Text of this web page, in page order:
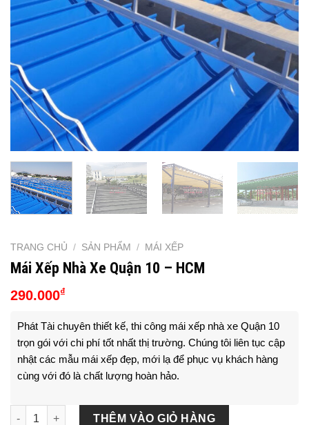
TRANG CHỦ / SẢN PHẨM / MÁI XẾP
Mái Xếp Nhà Xe Quận 10 – HCM
290.000₫
Phát Tài chuyên thiết kế, thi công mái xếp nhà xe Quận 10
trọn gói với chi phí tốt nhất thị trường. Chúng tôi liên tục cập
nhật các mẫu mái xếp đẹp, mới lạ để phục vụ khách hàng
cùng với đó là chất lượng hoàn hảo.
Mái Xếp Nhà Xe Quận 10 - HCM số lượng
THÊM VÀO GIỎ HÀNG